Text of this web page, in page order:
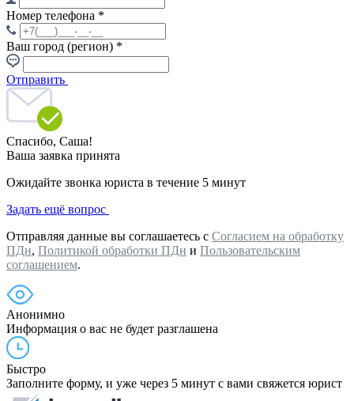
Номер телефона *
Ваш город (регион) *
Отправить
Спасибо, Саша!
Ваша заявка принята
Ожидайте звонка юриста в течение 5 минут
Задать ещё вопрос
Отправляя данные вы соглашаетесь с Согласием на обработку
ПДн, Политикой обработки ПДн и Пользовательским
соглашением.
Анонимно
Информация о вас не будет разглашена
Быстро
Заполните форму, и уже через 5 минут с вами свяжется юрист